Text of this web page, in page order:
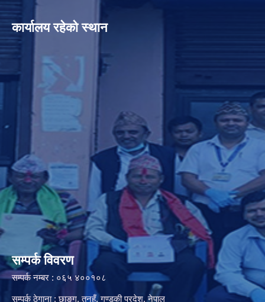
कार्यालय रहेको स्थान
सम्पर्क विवरण
सम्पर्क नम्बर : ०६५ ४००१०८
सम्पर्क ठेगाना : छाङ्ग, तनहुँ, गण्डकी प्रदेश, नेपाल